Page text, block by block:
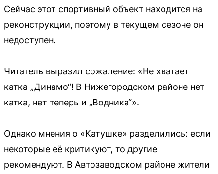
Сейчас этот спортивный объект находится на
реконструкции, поэтому в текущем сезоне он
недоступен.
Читатель выразил сожаление: «Не хватает
катка „Динамо“! В Нижегородском районе нет
катка, нет теперь и „Водника“».
Однако мнения о «Катушке» разделились: если
некоторые её критикуют, то другие
рекомендуют. В Автозаводском районе жители